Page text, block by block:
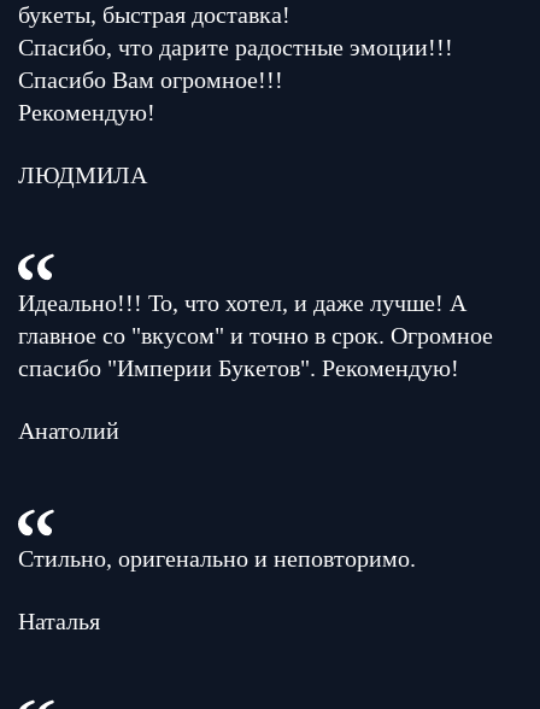
букеты, быстрая доставка!
Спасибо, что дарите радостные эмоции!!!
Спасибо Вам огромное!!!
Рекомендую!
ЛЮДМИЛА
Идеально!!! То, что хотел, и даже лучше! А
главное со "вкусом" и точно в срок. Огромное
спасибо "Империи Букетов". Рекомендую!
Анатолий
Стильно, оригенально и неповторимо.
Наталья